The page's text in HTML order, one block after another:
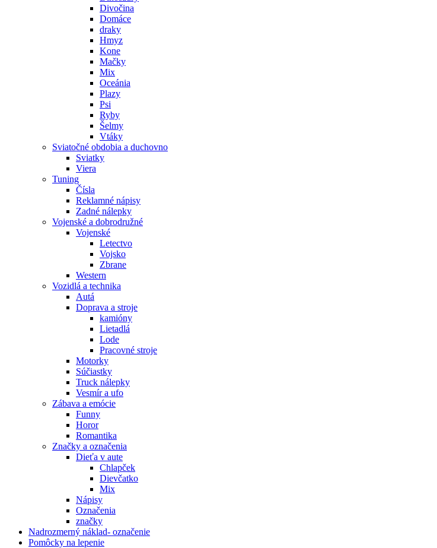
Divočina
Domáce
draky
Hmyz
Kone
Mačky
Mix
Oceánia
Plazy
Psi
Ryby
Šelmy
Vtáky
Sviatočné obdobia a duchovno
Sviatky
Viera
Tuning
Čísla
Reklamné nápisy
Zadné nálepky
Vojenské a dobrodružné
Vojenské
Letectvo
Vojsko
Zbrane
Western
Vozidlá a technika
Autá
Doprava a stroje
kamióny
Lietadlá
Lode
Pracovné stroje
Motorky
Súčiastky
Truck nálepky
Vesmír a ufo
Zábava a emócie
Funny
Horor
Romantika
Značky a označenia
Dieťa v aute
Chlapček
Dievčatko
Mix
Nápisy
Označenia
značky
Nadrozmerný náklad- označenie
Pomôcky na lepenie